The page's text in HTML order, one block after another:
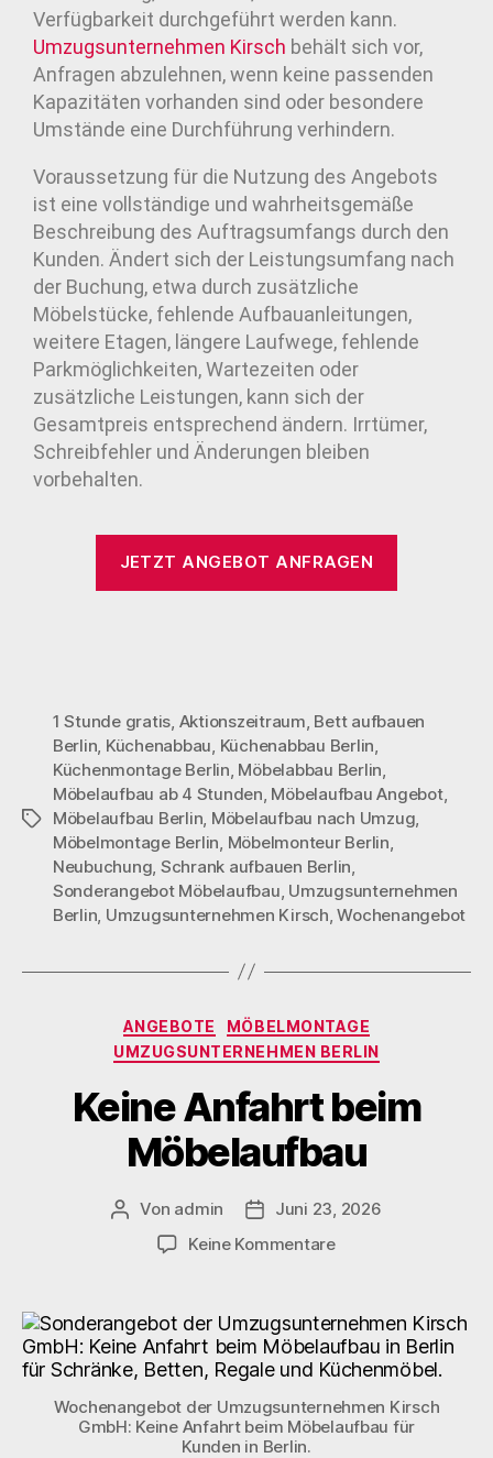
Verfügbarkeit durchgeführt werden kann.
Umzugsunternehmen Kirsch behält sich vor,
Anfragen abzulehnen, wenn keine passenden
Kapazitäten vorhanden sind oder besondere
Umstände eine Durchführung verhindern.
Voraussetzung für die Nutzung des Angebots
ist eine vollständige und wahrheitsgemäße
Beschreibung des Auftragsumfangs durch den
Kunden. Ändert sich der Leistungsumfang nach
der Buchung, etwa durch zusätzliche
Möbelstücke, fehlende Aufbauanleitungen,
weitere Etagen, längere Laufwege, fehlende
Parkmöglichkeiten, Wartezeiten oder
zusätzliche Leistungen, kann sich der
Gesamtpreis entsprechend ändern. Irrtümer,
Schreibfehler und Änderungen bleiben
vorbehalten.
JETZT ANGEBOT ANFRAGEN
1 Stunde gratis Aktionszeitraum Bett aufbauen
Berlin Küchenabbau Küchenabbau Berlin
Küchenmontage Berlin Möbelabbau Berlin
Möbelaufbau ab 4 Stunden Möbelaufbau Angebot,
Möbelaufbau Berlin Möbelaufbau nach Umzug
Möbelmontage Berlin Möbelmonteur Berlin
Neubuchung Schrank aufbauen Berlin
Sonderangebot Möbelaufbau Umzugsunternehmen
Berlin Umzugsunternehmen Kirsch ,Wochenangebot
ANGEBOTE
MÖBELMONTAGE
UMZUGSUNTERNEHMEN BERLIN
Keine Anfahrt beim
Möbelaufbau
Von admin
Juni 23, 2026
Keine Kommentare
Wochenangebot der Umzugsunternehmen Kirsch
GmbH: Keine Anfahrt beim Möbelaufbau für
Kunden in Berlin.